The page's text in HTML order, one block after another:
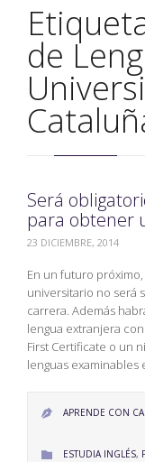
de
Será
para obtener
23 DICIEMBRE, 2014
En un futuro
universitario no será
carrera. Además
lengua extranjera
First Certificate o un
lenguas examinables
 APRENDE CON
 CATEGORY
ESTUDIA INGLÉS,